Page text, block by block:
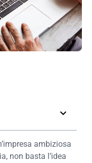
ambiziosa
non basta l’idea